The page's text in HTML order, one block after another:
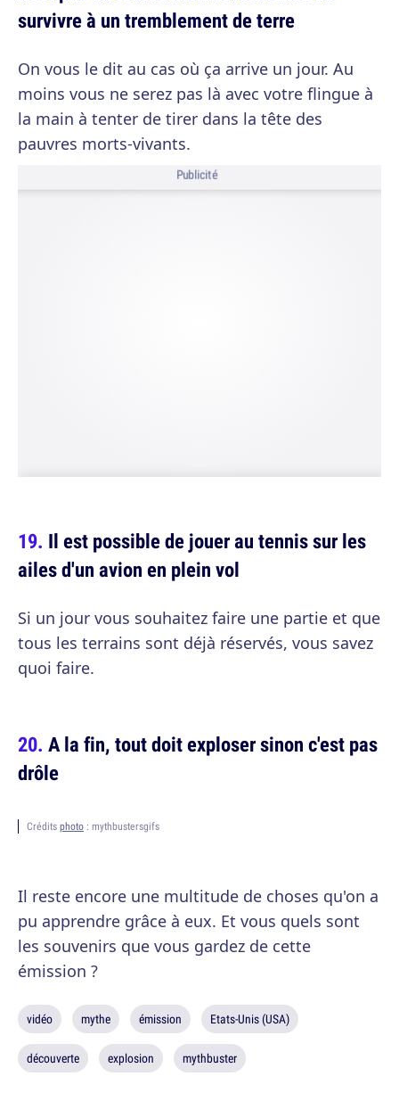
survivre à un tremblement de terre
On vous le dit au cas où ça arrive un jour. Au
moins vous ne serez pas là avec votre flingue à
la main à tenter de tirer dans la tête des
pauvres morts-vivants.
Publicité
Il est possible de jouer au tennis sur les
ailes d'un avion en plein vol
Si un jour vous souhaitez faire une partie et que
tous les terrains sont déjà réservés, vous savez
quoi faire.
A la fin, tout doit exploser sinon c'est pas
drôle
Crédits photo : mythbustersgifs
Il reste encore une multitude de choses qu'on a
pu apprendre grâce à eux. Et vous quels sont
les souvenirs que vous gardez de cette
émission ?
vidéo mythe émission Etats-Unis (USA)
découverte explosion mythbuster